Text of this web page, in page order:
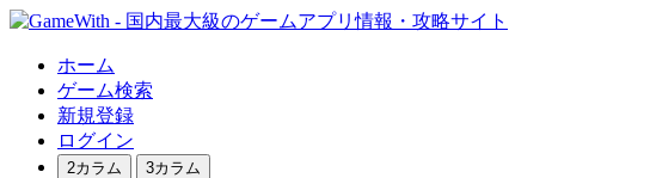
ホーム
ゲーム検索
新規登録
ログイン
2カラム 3カラム